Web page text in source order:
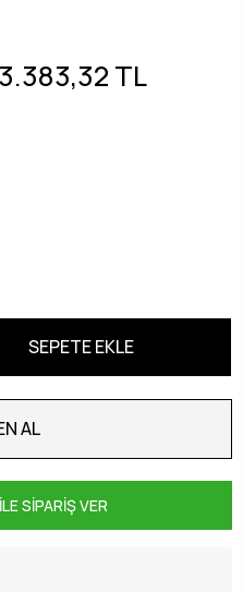
3.383,32 TL
SEPETE EKLE
AL
SİPARİŞ VER